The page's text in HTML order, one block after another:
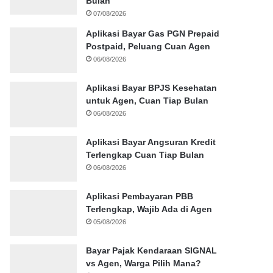
07/08/2026
Aplikasi Bayar Gas PGN Prepaid
Postpaid, Peluang Cuan Agen
06/08/2026
Aplikasi Bayar BPJS Kesehatan
untuk Agen, Cuan Tiap Bulan
06/08/2026
Aplikasi Bayar Angsuran Kredit
Terlengkap Cuan Tiap Bulan
06/08/2026
Aplikasi Pembayaran PBB
Terlengkap, Wajib Ada di Agen
05/08/2026
Bayar Pajak Kendaraan SIGNAL
vs Agen, Warga Pilih Mana?